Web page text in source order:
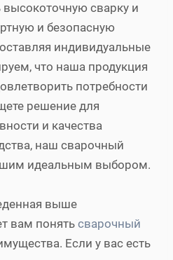
сварку и
и безопасную
индивидуальные
что наша продукция
потребности
решение для
и качества
наш сварочный
идеальным выбором.
выше
вам понять сварочный
Если у вас есть